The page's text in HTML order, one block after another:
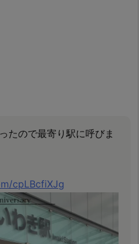
たので最寄り駅に呼びま
cpLBcfiXJg